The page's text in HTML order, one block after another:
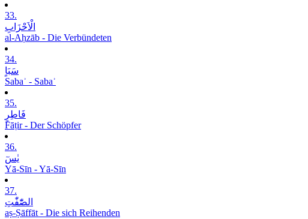
33.
الْاَحْزَابِ
al-Aḥzāb - Die Verbündeten
34.
سَبَاٍ
Sabaʾ - Sabaʾ
35.
فَاطِرٍ
Fāṭir - Der Schöpfer
36.
یٰسٓ
Yā-Sīn - Yā-Sīn
37.
الصّٰٓفّٰتِ
aṣ-Ṣāffāt - Die sich Reihenden